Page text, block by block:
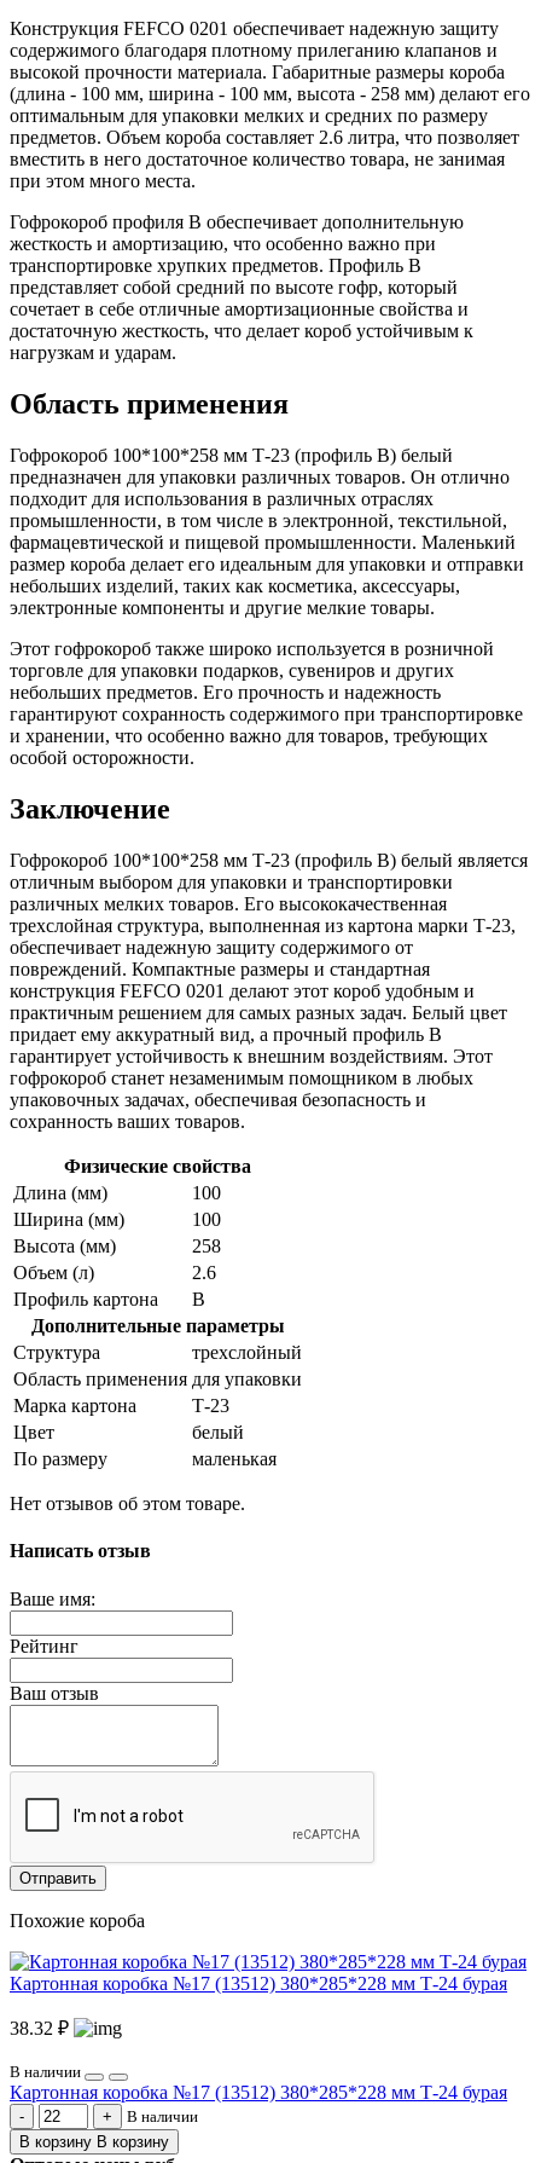
Конструкция FEFCO 0201 обеспечивает надежную защиту
содержимого благодаря плотному прилеганию клапанов и
высокой прочности материала. Габаритные размеры короба
(длина - 100 мм, ширина - 100 мм, высота - 258 мм) делают его
оптимальным для упаковки мелких и средних по размеру
предметов. Объем короба составляет 2.6 литра, что позволяет
вместить в него достаточное количество товара, не занимая
при этом много места.
Гофрокороб профиля B обеспечивает дополнительную
жесткость и амортизацию, что особенно важно при
транспортировке хрупких предметов. Профиль B
представляет собой средний по высоте гофр, который
сочетает в себе отличные амортизационные свойства и
достаточную жесткость, что делает короб устойчивым к
нагрузкам и ударам.
Область применения
Гофрокороб 100*100*258 мм Т-23 (профиль B) белый
предназначен для упаковки различных товаров. Он отлично
подходит для использования в различных отраслях
промышленности, в том числе в электронной, текстильной,
фармацевтической и пищевой промышленности. Маленький
размер короба делает его идеальным для упаковки и отправки
небольших изделий, таких как косметика, аксессуары,
электронные компоненты и другие мелкие товары.
Этот гофрокороб также широко используется в розничной
торговле для упаковки подарков, сувениров и других
небольших предметов. Его прочность и надежность
гарантируют сохранность содержимого при транспортировке
и хранении, что особенно важно для товаров, требующих
особой осторожности.
Заключение
Гофрокороб 100*100*258 мм Т-23 (профиль B) белый является
отличным выбором для упаковки и транспортировки
различных мелких товаров. Его высококачественная
трехслойная структура, выполненная из картона марки Т-23,
обеспечивает надежную защиту содержимого от
повреждений. Компактные размеры и стандартная
конструкция FEFCO 0201 делают этот короб удобным и
практичным решением для самых разных задач. Белый цвет
придает ему аккуратный вид, а прочный профиль B
гарантирует устойчивость к внешним воздействиям. Этот
гофрокороб станет незаменимым помощником в любых
упаковочных задачах, обеспечивая безопасность и
сохранность ваших товаров.
Физические свойства
Длина (мм)
100
Ширина (мм)
100
Высота (мм)
258
Объем (л)
2.6
Профиль картона
В
Дополнительные параметры
Структура
трехслойный
Область применения для упаковки
Марка картона
Т-23
Цвет
белый
По размеру
маленькая
Нет отзывов об этом товаре.
Написать отзыв
Ваше имя:
Рейтинг
Ваш отзыв
Отправить
Похожие короба
Картонная коробка №17 (13512) 380*285*228 мм Т-24 бурая
38.32 ₽
В наличии
Картонная коробка №17 (13512) 380*285*228 мм Т-24 бурая
В наличии
В корзину В корзину